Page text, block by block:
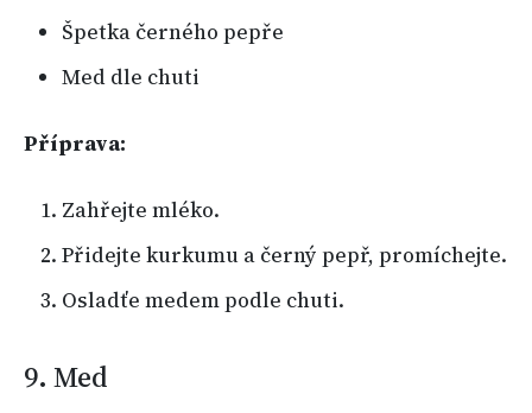
Špetka černého pepře
Med dle chuti
Příprava:
Zahřejte mléko.
Přidejte kurkumu a černý pepř, promíchejte.
Osladťe medem podle chuti.
9. Med